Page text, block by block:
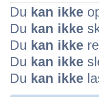
Du kan ikke
Du kan ikke
Du kan ikke
Du kan ikke
Du kan ikke